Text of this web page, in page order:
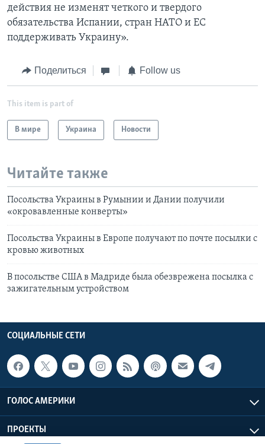
действия не изменят четкого и твердого
обязательства Испании, стран НАТО и ЕС
поддерживать Украину».
Поделиться Follow us
This item is part of
В мире Украина Новости
Читайте также
Посольства Украины в Румынии и Дании получили
«окровавленные конверты»
Посольства Украины в Европе получают по почте посылки с
кровью животных
В посольстве США в Мадриде была обезврежена посылка с
зажигательным устройством
СОЦИАЛЬНЫЕ СЕТИ
ГОЛОС АМЕРИКИ
ПРОЕКТЫ